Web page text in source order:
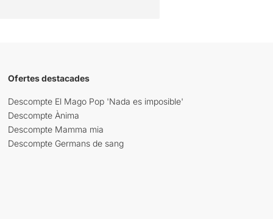
Ofertes destacades
Descompte El Mago Pop 'Nada es imposible'
Descompte Ànima
Descompte Mamma mia
Descompte Germans de sang